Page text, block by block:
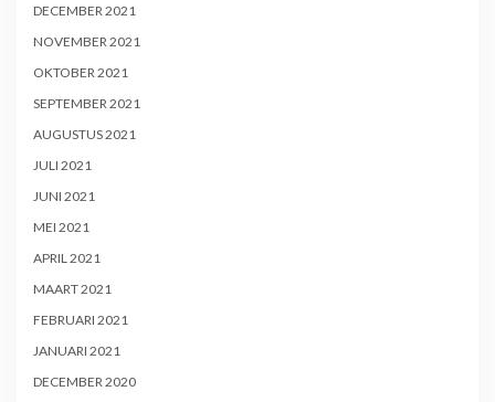
DECEMBER 2021
NOVEMBER 2021
OKTOBER 2021
SEPTEMBER 2021
AUGUSTUS 2021
JULI 2021
JUNI 2021
MEI 2021
APRIL 2021
MAART 2021
FEBRUARI 2021
JANUARI 2021
DECEMBER 2020